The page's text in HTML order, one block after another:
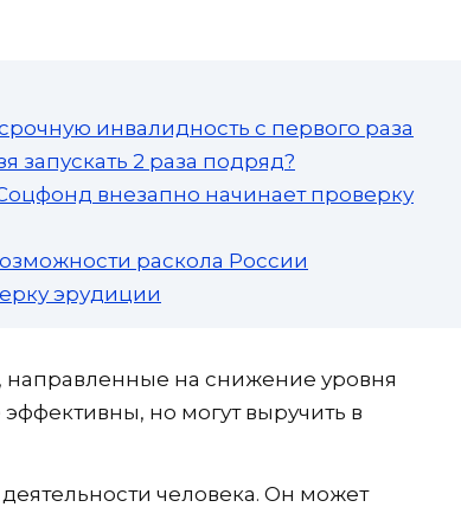
инвалидность с первого раза
запускать 2 раза подряд?
внезапно начинает проверку
раскола России
эрудиции
на снижение уровня
но могут выручить в
человека. Он может